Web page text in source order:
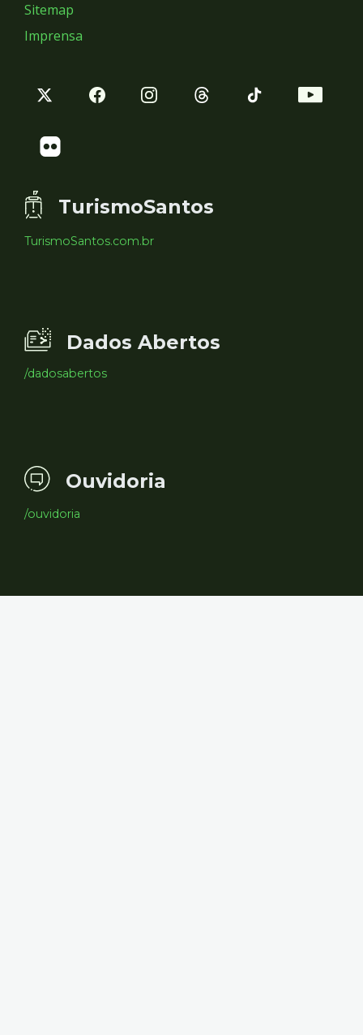
Sitemap
Imprensa
TurismoSantos
TurismoSantos.com.br
Dados Abertos
/dadosabertos
Ouvidoria
/ouvidoria